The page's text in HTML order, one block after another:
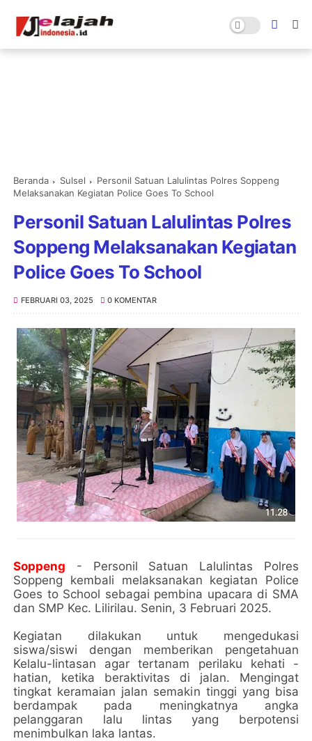
Beranda Sulsel
Personil Satuan Lalulintas Polres Soppeng
Melaksanakan Kegiatan Police Goes To School
Personil Satuan Lalulintas Polres
Soppeng Melaksanakan Kegiatan
Police Goes To School
FEBRUARI 03, 2025 0 KOMENTAR
Soppeng - Personil Satuan Lalulintas Polres
Soppeng kembali melaksanakan kegiatan Police
Goes to School sebagai pembina upacara di SMA
dan SMP Kec. Lilirilau. Senin, 3 Februari 2025.
Kegiatan dilakukan untuk mengedukasi
siswa/siswi dengan memberikan pengetahuan
Kelalu-lintasan agar tertanam perilaku kehati -
hatian, ketika beraktivitas di jalan. Mengingat
tingkat keramaian jalan semakin tinggi yang bisa
berdampak pada meningkatnya angka
pelanggaran lalu lintas yang berpotensi
menimbulkan laka lantas.